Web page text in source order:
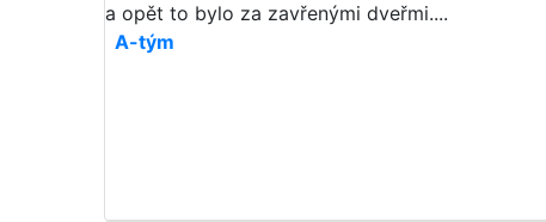
a opět to bylo za zavřenými dveřmi....
A-tým